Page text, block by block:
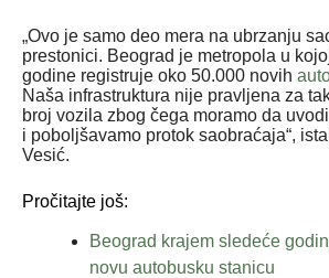
„Ovo je samo deo mera na ubrzanju
prestonici. Beograd je metropola u
godine registruje oko 50.000 novih
Naša infrastruktura nije pravljena za
broj vozila zbog čega moramo da
i poboljšavamo protok saobraćaja“,
Vesić.
Pročitajte još:
Beograd krajem sledeće
novu autobusku stanicu